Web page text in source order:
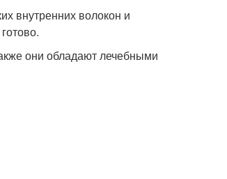
внутренних волокон и
они обладают лечебными